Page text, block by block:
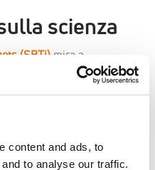
content and ads, to
to analyse our traffic.
scienza
(SBTi)mira a
aiutando le
obiettivi di riduzione
sulla scienza" se
climatica più recente